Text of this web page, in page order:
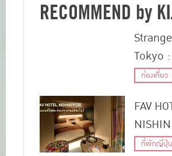
RECOMMEND by
Tokyo :
โตเกียว
ที่ไหน
ท่องเที่ยว
FAV
โรงแรม
ที่พักญี่ปุ่น